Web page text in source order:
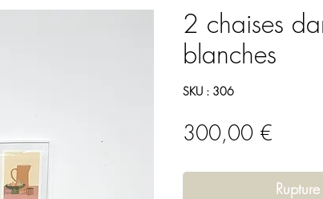
2 chaises
blanches
SKU : 306
300,00 €